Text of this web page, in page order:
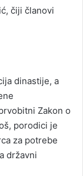
čiji članovi
dinastije, a
Zakon o
porodici je
za potrebe
državni